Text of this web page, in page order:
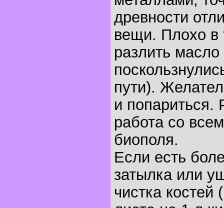
древности
вещи. Плохо в
разлить масло
пути).
и попариться.
работа со
биополя.
Если есть
затылка или
чистка костей